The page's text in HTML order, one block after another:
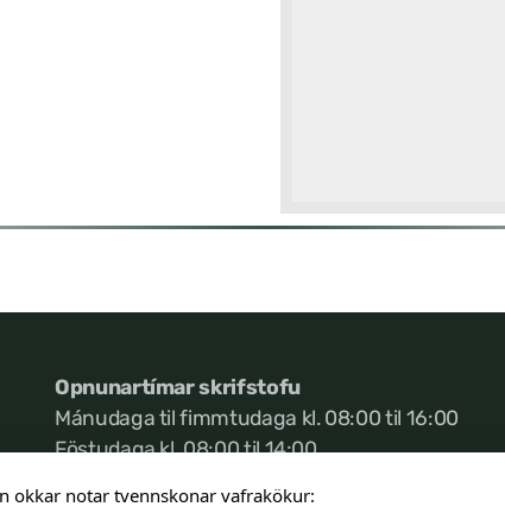
Opnunartímar skrifstofu
Mánudaga til fimmtudaga kl. 08:00 til 16:00
Föstudaga kl. 08:00 til 14:00
okkar notar tvennskonar vafrakökur: